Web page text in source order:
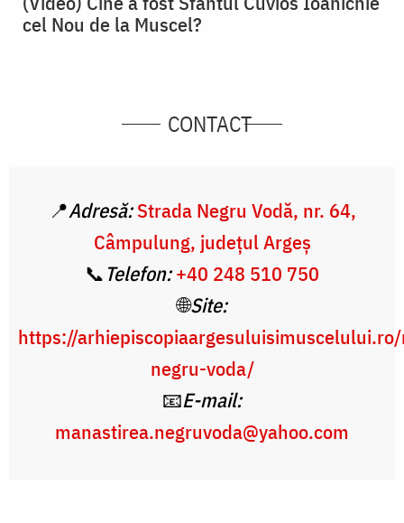
cel Nou de la Muscel?
CONTACT
📍Adresă: Strada Negru Vodă, nr. 64,
Câmpulung, județul Argeș
📞 Telefon: +40 248 510 750
🌐Site:
https://
negru-voda/
📧E-mail:
manastirea.negruvoda@yahoo.com